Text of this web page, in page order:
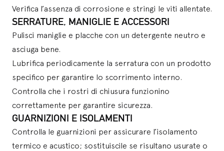
Verifica l’assenza di corrosione e stringi le viti allentate.
SERRATURE, MANIGLIE E ACCESSORI
Pulisci maniglie e placche con un detergente neutro e
asciuga bene.
Lubrifica periodicamente la serratura con un prodotto
specifico per garantire lo scorrimento interno.
Controlla che i rostri di chiusura funzionino
correttamente per garantire sicurezza.
GUARNIZIONI E ISOLAMENTI
Controlla le guarnizioni per assicurare l’isolamento
termico e acustico; sostituiscile se risultano usurate o